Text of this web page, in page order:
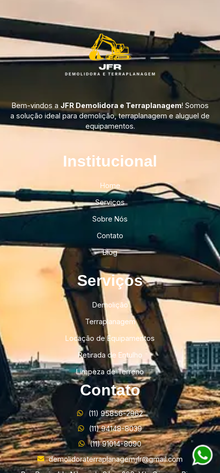
Bem-vindos a JFR Demolidora e Terraplanagem! Somos
a solução ideal para demolição, terraplanagem e aluguel de
equipamentos.
Institucional​
Home
Serviços
Sobre Nós
Contato
Blog
Serviços
Demolição
Terraplanagem
Locação de Equipamentos
Retirada de Entulho
Limpeza de Terreno
Contato
(11) 95856-2962
(11) 94148-8039
(11) 91014-8090
demolidoraterraplanagemjfr@gmail.com